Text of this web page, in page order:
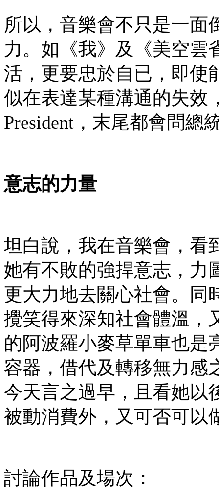
所以，音樂會不只是一面
力。如《我》及《美空雲
活，更要忠於自已，即使
似在表達某種溝通的失效
President，末尾都會問總
意志的力量
坦白說，我在音樂會，看
她有不敗的強捍意志，力
更大力地去關心社會。同
攪笑得來深知社會體溫，
的阿波羅小麥草單車也是
容器，借代及轉移無力感
今天言之過早，且看她以
被動消費外，又可否可以
討論作品及場次：